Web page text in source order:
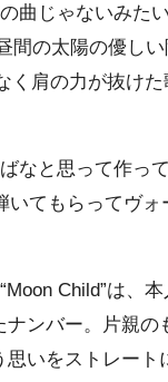
曲じゃないみた
間の太陽の優し
く肩の力が抜け
と思って作って
てもらってヴォ
Child”は、
ンバー。片親の
いをストレート